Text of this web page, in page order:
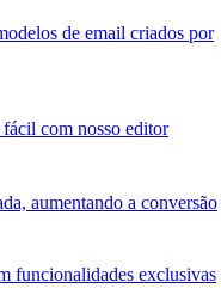
de email criados por
com nosso editor
aumentando a conversão
funcionalidades exclusivas